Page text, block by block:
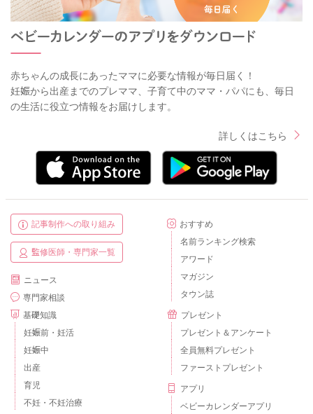
赤ちゃんの成長にあったママに必要な情報が毎日届く！
妊娠から出産までのプレママ、子育て中のママ・パパにも、毎日
の生活に役立つ情報をお届けします。
詳しくはこちら
記事制作への取り組み
監修医師・専門家一覧
ニュース
専門家相談
基礎知識
妊娠前・妊活
妊娠中
出産
育児
不妊・不妊治療
おすすめ
名前ランキング検索
アワード
マガジン
タウン誌
プレゼント
プレゼント＆アンケート
全員無料プレゼント
ファーストプレゼント
アプリ
ベビーカレンダーアプリ